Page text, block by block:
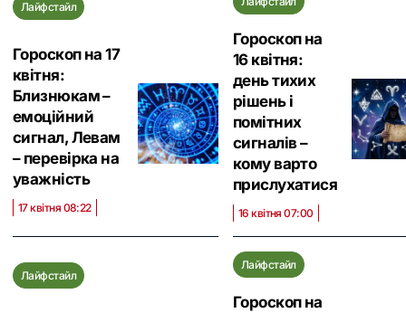
Лайфстайл
Гороскоп на 17
квітня:
Близнюкам –
емоційний
сигнал, Левам
– перевірка на
уважність
17 квітня 08:22
Гороскоп на
16 квітня:
день тихих
рішень і
помітних
сигналів –
кому варто
прислухатися
16 квітня 07:00
Лайфстайл
Лайфстайл
Гороскоп на